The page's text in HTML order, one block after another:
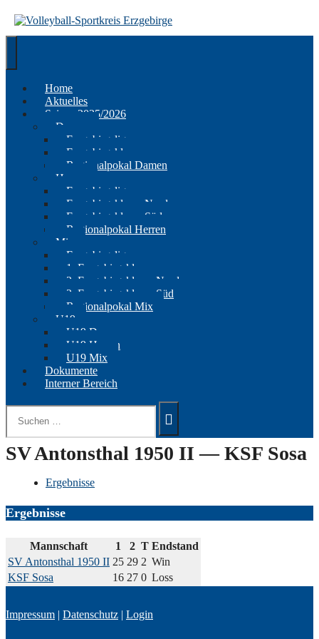
zum
Inhalt
Home
Aktuelles
Saison 2025/2026
Damen
Erzgebirgsliga
Erzgebirgsklasse
Regionalpokal Damen
Herren
Erzgebirgsliga
Erzgebirgsklasse Nord
Erzgebirgsklasse Süd
Regionalpokal Herren
Mix
Erzgebirgsliga
1. Erzgebirgsklasse
2. Erzgebirgsklasse Nord
2. Erzgebirgsklasse Süd
Regionalpokal Mix
U19
U19 Damen
U19 Herren
U19 Mix
Dokumente
Interner Bereich
Suchen
nach:
SV Antonsthal 1950 II — KSF Sosa
Ergebnisse
Ergebnisse
Mannschaft 1 2 T Endstand
SV Antonsthal 1950 II 25 29 2 Win
KSF Sosa
16 27 0 Loss
Impressum | Datenschutz | Login